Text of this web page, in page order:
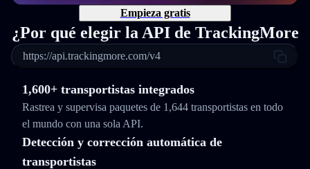
Empieza gratis
¿Por qué elegir la API de TrackingMore
https://api.trackingmore.com/v4
1,600+ transportistas integrados
Rastrea y supervisa paquetes de 1,644 transportistas en todo
el mundo con una sola API.
Detección y corrección automática de
transportistas